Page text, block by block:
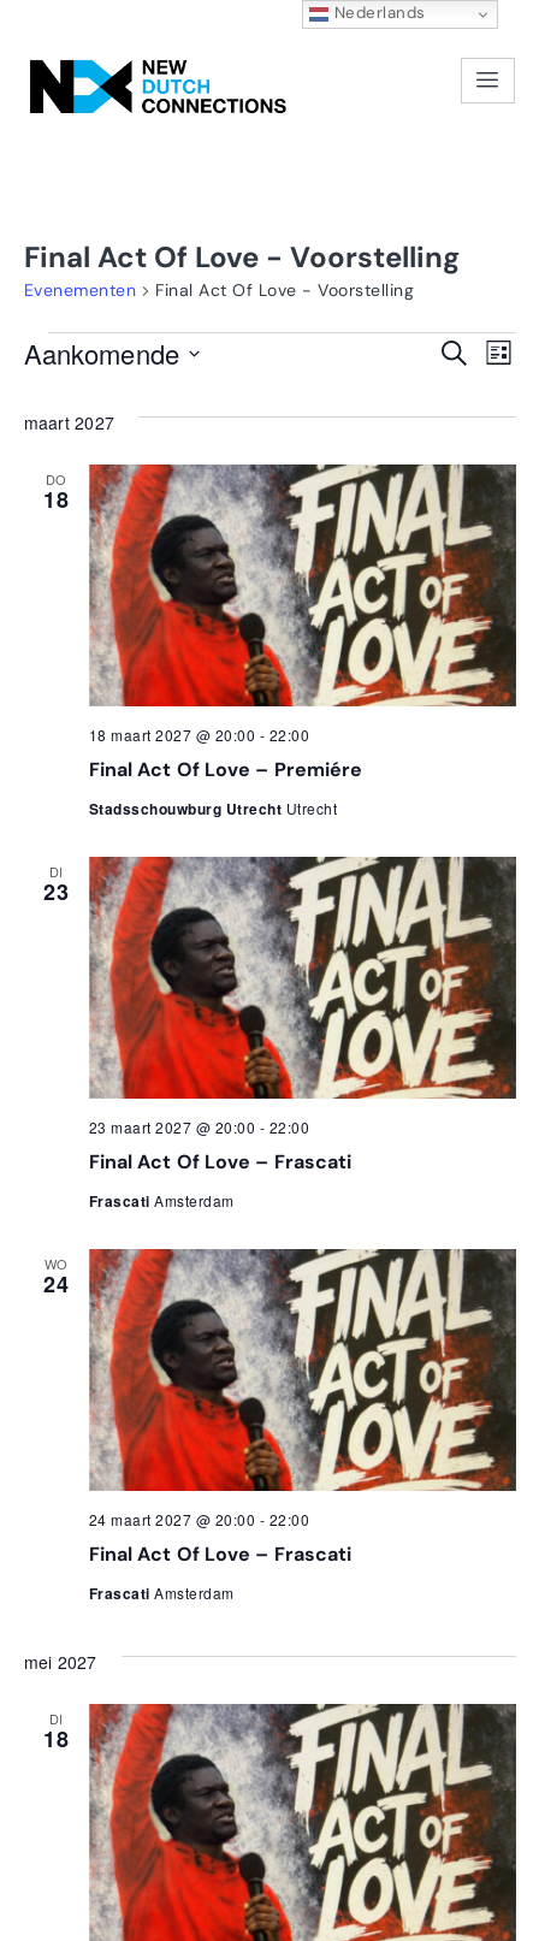
Final Act Of Love - Voorstelling
Evenementen Final Act Of Love - Voorstelling
en
Zoeken
Lijst
Aankomende
een
maart 2027
DO
18
Final Act Of Love – Premiére
18 maart 2027 @ 20:00 - 22:00
Stadsschouwburg Utrecht Utrecht
DI
23
Final Act Of Love – Frascati
23 maart 2027 @ 20:00 - 22:00
Frascati Amsterdam
WO
24
Final Act Of Love – Frascati
24 maart 2027 @ 20:00 - 22:00
Frascati Amsterdam
mei 2027
DI
18
Nederlands